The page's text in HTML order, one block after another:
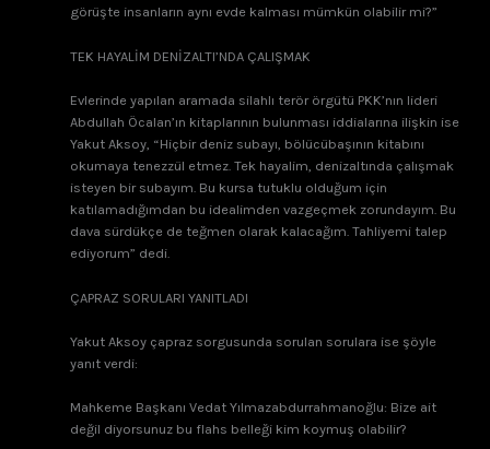
görüşte insanların aynı evde kalması mümkün olabilir mi?”
TEK HAYALİM DENİZALTI’NDA ÇALIŞMAK
Evlerinde yapılan aramada silahlı terör örgütü PKK’nın lideri
Abdullah Öcalan’ın kitaplarının bulunması iddialarına ilişkin ise
Yakut Aksoy, “Hiçbir deniz subayı, bölücübaşının kitabını
okumaya tenezzül etmez. Tek hayalim, denizaltında çalışmak
isteyen bir subayım. Bu kursa tutuklu olduğum için
katılamadığımdan bu idealimden vazgeçmek zorundayım. Bu
dava sürdükçe de teğmen olarak kalacağım. Tahliyemi talep
ediyorum” dedi.
ÇAPRAZ SORULARI YANITLADI
Yakut Aksoy çapraz sorgusunda sorulan sorulara ise şöyle
yanıt verdi:
Mahkeme Başkanı Vedat Yılmazabdurrahmanoğlu: Bize ait
değil diyorsunuz bu flahs belleği kim koymuş olabilir?